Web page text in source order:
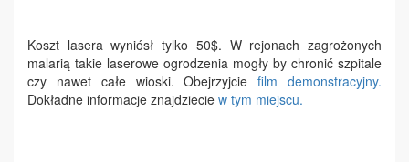
Koszt lasera wyniósł tylko 50$. W rejonach zagrożonych
malarią takie laserowe ogrodzenia mogły by chronić szpitale
czy nawet całe wioski. Obejrzyjciefilm demonstracyjny.
Dokładne informacje znajdziecie w tym miejscu.